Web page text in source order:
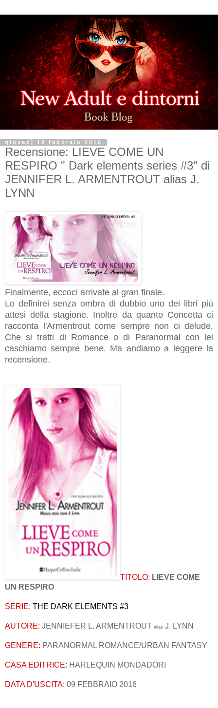
giovedì 18 febbraio 2016
Recensione: LIEVE COME UN
RESPIRO " Dark elements series #3" di
JENNIFER L. ARMENTROUT alias J.
LYNN
Finalmente, eccoci arrivate al gran finale.
Lo definirei senza ombra di dubbio uno dei libri più
attesi della stagione. Inoltre da quanto Concetta ci
racconta l'Armentrout come sempre non ci delude.
Che si tratti di Romance o di Paranormal con lei
caschiamo sempre bene. Ma andiamo a leggere la
recensione.
TITOLO: LIEVE COME
UN RESPIRO
SERIE: THE DARK ELEMENTS #3
AUTORE: JENNIEFER L. ARMENTROUT alias J. LYNN
GENERE: PARANORMAL ROMANCE/URBAN FANTASY
CASA EDITRICE: HARLEQUIN MONDADORI
DATA D'USCITA: 09 FEBBRAIO 2016